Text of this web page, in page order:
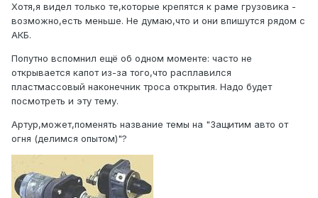
Хотя,я видел только те,которые крепятся к раме грузовика -
возможно,есть меньше. Не думаю,что и они впишутся рядом с
АКБ.
Попутно вспомнил ещё об одном моменте: часто не
открывается капот из-за того,что расплавился
пластмассовый наконечник троса открытия. Надо будет
посмотреть и эту тему.
Артур,может,поменять название темы на "Защитим авто от
огня (делимся опытом)"?